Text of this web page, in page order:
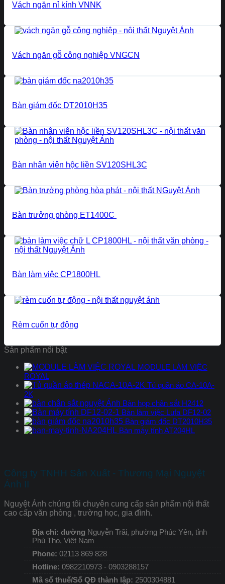
Vách ngăn nỉ kính VNNK
Vách ngăn gỗ công nghiệp VNGCN
Bàn giám đốc DT2010H35
Bàn nhân viên hộc liền SV120SHL3C
Bàn trưởng phòng ET1400C
Bàn làm việc CP1800HL
Rèm cuốn tự động
Sản phẩm nổi bật
MODULE LÀM VIỆC
ROYAL
Tủ quần áo CA-10A-
2K
Bàn họp chân sắt H2412
Bàn làm việc Lufa DF12-02
Bàn giám đốc DT2010H35
Bàn máy tính AT204HL
Công ty TNHH Sản Xuất - Thương Mại Nguyệt
Ánh II
Nguyệt Ánh chúng tôi chuyên cung cấp sản phẩm nội thất
cao cấp văn phòng , trường học, gia đình.
Địa chỉ: đường Nguyễn Trãi, phường Phúc Yên, tỉnh
Phú Thọ, Việt Nam
Phone: 02113 869 828
Hotline: 0982210973 - 0903288157
Mã số thuế/Số QĐ thành lập: 2500304881